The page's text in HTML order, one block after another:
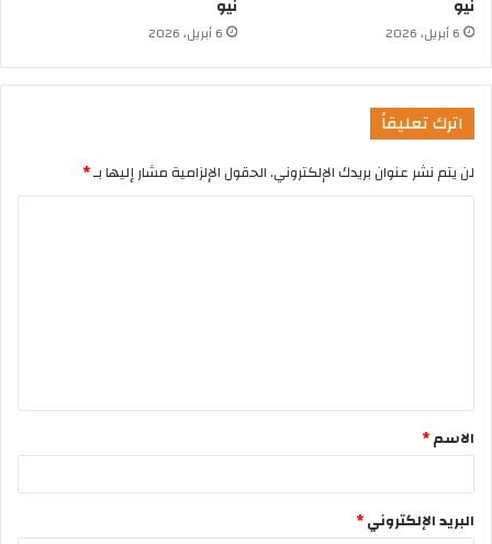
نيو
6 أبريل، 2026
نيو
6 أبريل، 2026
اترك تعليقاً
لن يتم نشر عنوان بريدك الإلكتروني.الحقول الإلزامية مشار إليها بـ*
الاسم*
البريد الإلكتروني*